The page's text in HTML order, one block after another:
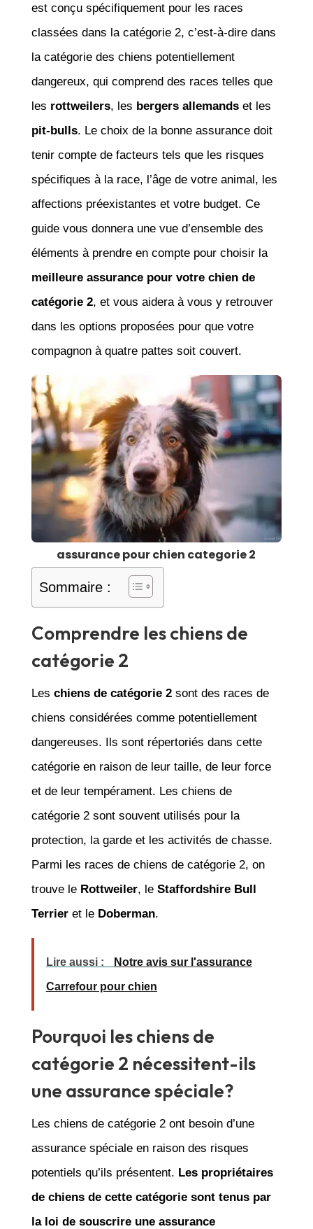
est conçu spécifiquement pour les races
classées dans la catégorie 2, c’est-à-dire dans
la catégorie des chiens potentiellement
dangereux, qui comprend des races telles que
les rottweilers, les bergers allemandset les
pit-bulls. Le choix de la bonne assurance doit
tenir compte de facteurs tels que les risques
spécifiques à la race, l’âge de votre animal, les
affections préexistantes et votre budget. Ce
guide vous donnera une vue d’ensemble des
éléments à prendre en compte pour choisir la
meilleure assurance pour votre chien de
catégorie 2, et vous aidera à vous y retrouver
dans les options proposées pour que votre
compagnon à quatre pattes soit couvert.
assurance pour chien categorie 2
Sommaire :
Comprendre les chiens de
catégorie 2
Les chiens de catégorie 2sont des races de
chiens considérées comme potentiellement
dangereuses. Ils sont répertoriés dans cette
catégorie en raison de leur taille, de leur force
et de leur tempérament. Les chiens de
catégorie 2 sont souvent utilisés pour la
protection, la garde et les activités de chasse.
Parmi les races de chiens de catégorie 2, on
trouve le Rottweiler, le Staffordshire Bull
Terrieret le Doberman.
Lire aussi : Notre avis sur l'assurance
Carrefour pour chien
Pourquoi les chiens de
catégorie 2 nécessitent-ils
une assurance spéciale?
Les chiens de catégorie 2 ont besoin d’une
assurance spéciale en raison des risques
potentiels qu’ils présentent. Les propriétaires
de chiens de cette catégorie sont tenus par
la loi de souscrire une assurance